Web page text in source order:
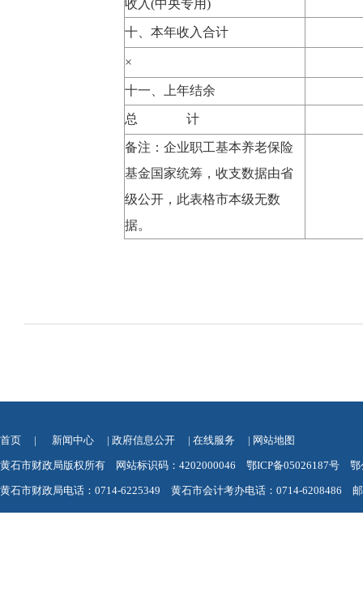
收入(中央专用)
十、本年收入合计
×
十一、上年结余
总 计
备注：企业职工基本养老保险
基金国家统筹，收支数据由省
级公开，此表格市本级无数
据。
首页 | 新闻中心 | 政府信息公开 | 在线服务 | 网站地图
黄石市财政局版权所有 网站标识码：4202000046 鄂ICP备05026187号 鄂
黄石市财政局电话：0714-6225349 黄石市会计考办电话：0714-6208486